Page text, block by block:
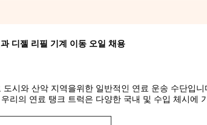
디젤 리필 기계 이동 오일 채용
시와 산악 지역을위한 일반적인 연료 운송 수단입
리의 연료 탱크 트럭은 다양한 국내 및 수입 체시에